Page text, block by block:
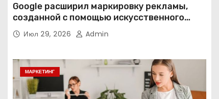
Google расширил маркировку рекламы,
созданной с помощью искусственного
интеллекта
Июл 29, 2026 Admin
МАРКЕТИНГ